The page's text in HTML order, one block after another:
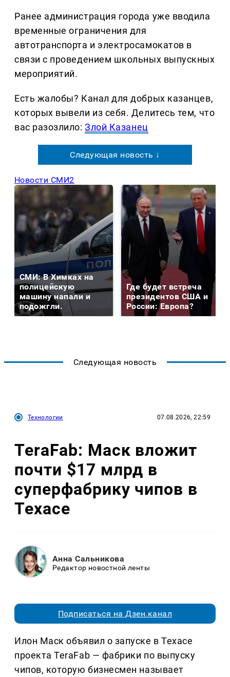
Ранее администрация города уже вводила
временные ограничения для
автотранспорта и электросамокатов в
связи с проведением школьных выпускных
мероприятий.
Есть жалобы? Канал для добрых казанцев,
которых вывели из себя. Делитеcь тем, что
вас разозлило:Злой Казанец
Следующая новость ↓
Новости СМИ2
СМИ: В Химках на
полицейскую
машину напали и
подожгли.
Где будет встреча
президентов США и
России: Европа?
Следующая новость
Технологии 07.08.2026, 22:59
TeraFab: Маск вложит
почти $17 млрд в
суперфабрику чипов в
Техасе
Анна Сальникова
Редактор новостной ленты
Подписаться на Дзен.канал
Илон Маск объявил о запуске в Техасе
проекта TeraFab — фабрики по выпуску
чипов, которую бизнесмен называет